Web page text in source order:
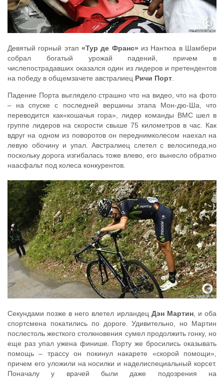
Девятый горный этап «Тур де Франс» из Нантюа в Шамбери
собрал богатый урожай падений, причем в
числепострадавших оказался один из лидеров и претендентов
на победу в общемзачете австралиец Ричи Порт
Падение Порта выглядело страшно что на видео, что на фото
– на спуске с последней вершины этапа Мон-дю-Ша, что
переводится как«кошачья гора», лидер команды ВМС шел в
группе лидеров на скорости свыше 75 километров в час. Как
вдруг на одном из поворотов он переднимколесом наехал на
левую обочину и упал. Австралиец слетел с велосипеда,но
поскольку дорога изгибалась тоже влево, его вынесло обратно
наасфальт под колеса конкурентов.
Секундами позже в него влетел ирландец Дэн Мартин, и оба
спортсмена покатились по дороге. Удивительно, но Мартин
послестоль жесткого столкновения сумел продолжить гонку, но
еще раз упал ужена финише. Порту же бросились оказывать
помощь – трассу он покинул накарете «скорой помощи»,
причем его уложили на носилки и наделиспециальный корсет.
Поначалу у врачей были даже подозрения на